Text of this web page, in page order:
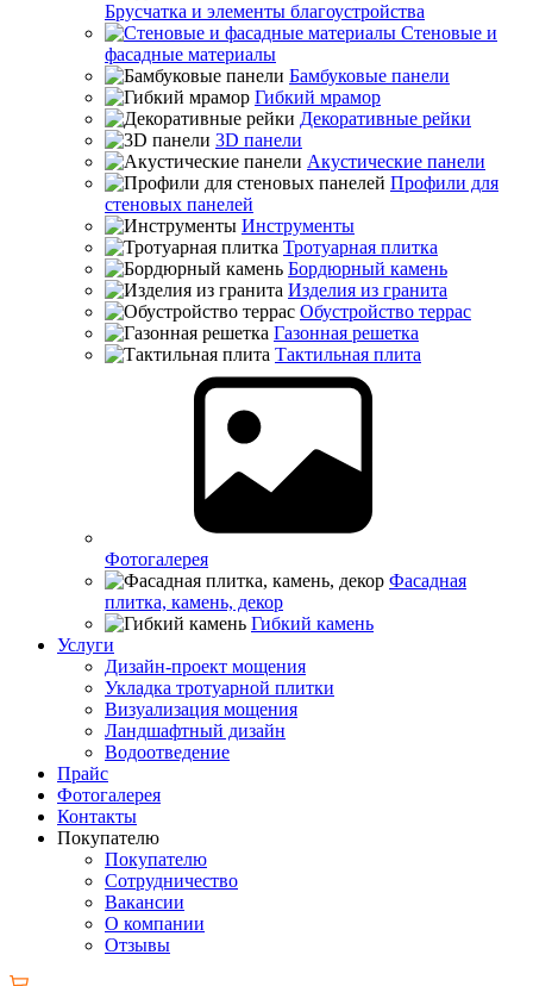
Брусчатка и элементы благоустройства
Стеновые и
фасадные материалы
Бамбуковые панели
Гибкий мрамор
Декоративные рейки
3D панели
Акустические панели
Профили для
стеновых панелей
Инструменты
Тротуарная плитка
Бордюрный камень
Изделия из гранита
Обустройство террас
Газонная решетка
Тактильная плита
Фотогалерея
Фасадная
плитка, камень, декор
Гибкий камень
Услуги
Дизайн-проект мощения
Укладка тротуарной плитки
Визуализация мощения
Ландшафтный дизайн
Водоотведение
Прайс
Фотогалерея
Контакты
Покупателю
Покупателю
Сотрудничество
Вакансии
О компании
Отзывы